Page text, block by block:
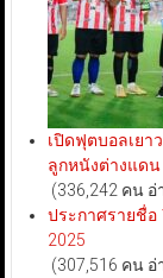
เปิดฟุตบอลเย
ลูกหนังต่างแดน
(336,242 คน
ประกาศรายชื่
2025
(307,516 คน